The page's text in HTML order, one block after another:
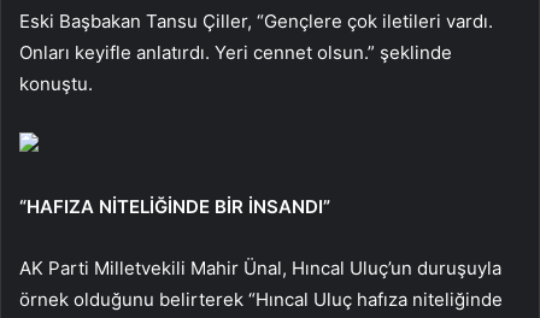
Eski Başbakan Tansu Çiller, “Gençlere çok iletileri vardı.
Onları keyifle anlatırdı. Yeri cennet olsun.” şeklinde
konuştu.
“HAFIZA NİTELİĞİNDE BİR İNSANDI”
AK Parti Milletvekili Mahir Ünal, Hıncal Uluç’un duruşuyla
örnek olduğunu belirterek “Hıncal Uluç hafıza niteliğinde